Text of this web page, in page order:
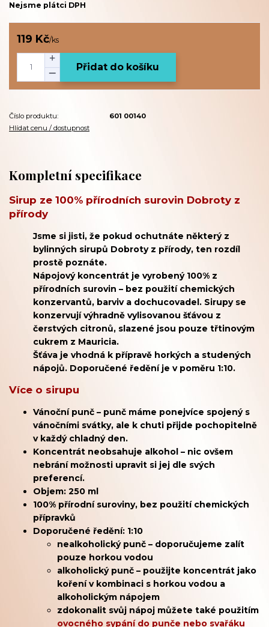
Nejsme plátci DPH
119 Kč/ks
Přidat do košíku
Číslo produktu:
601 00140
Hlídat cenu / dostupnost
Kompletní specifikace
Sirup ze 100% přírodních surovin Dobroty z
přírody
Jsme si jisti, že pokud ochutnáte některý z
bylinných sirupů Dobroty z přírody, ten rozdíl
prostě poznáte.
Nápojový koncentrát je vyrobený 100% z
přírodních surovin – bez použití chemických
konzervantů, barviv a dochucovadel. Sirupy se
konzervují výhradně vylisovanou šťávou z
čerstvých citronů, slazené jsou pouze třtinovým
cukrem z Mauricia.
Šťáva je vhodná k přípravě horkých a studených
nápojů. Doporučené ředění je v poměru 1:10.
Více o sirupu
Vánoční punč – punč máme ponejvíce spojený s
vánočními svátky, ale k chuti přijde pochopitelně
v každý chladný den.
Koncentrát neobsahuje alkohol – nic ovšem
nebrání možnosti upravit si jej dle svých
preferencí.
Objem: 250 ml
100% přírodní suroviny, bez použití chemických
přípravků
Doporučené ředění: 1:10
nealkoholický punč – doporučujeme zalít
pouze horkou vodou
alkoholický punč – použijte koncentrát jako
koření v kombinaci s horkou vodou a
alkoholickým nápojem
zdokonalit svůj nápoj můžete také použitím
ovocného sypání do punče nebo svařáku